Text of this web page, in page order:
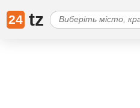
24 tz